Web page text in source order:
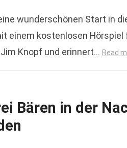
wunderschönen Start in
einem kostenlosen Hörspiel
Knopf und erinnert… Read
Bären in der